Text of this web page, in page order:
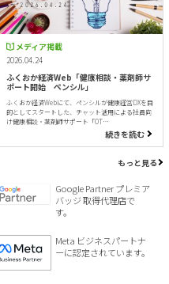
メディア掲載
2026.04.24
ふくおか経済Web「健康相談・薬剤師サ
ポート開始 ペンシル」
ふくおか経済Webにて、ペンシルが健康経営DXを目
的としてスタートした、チャット活用による社員向
け健康相談・薬剤師サポート「OT…
続きを読む
もっと見る
Google Partner プレミア
バッジ 取得代理店で
す。
Meta ビジネスパートナ
ーに認定されています。